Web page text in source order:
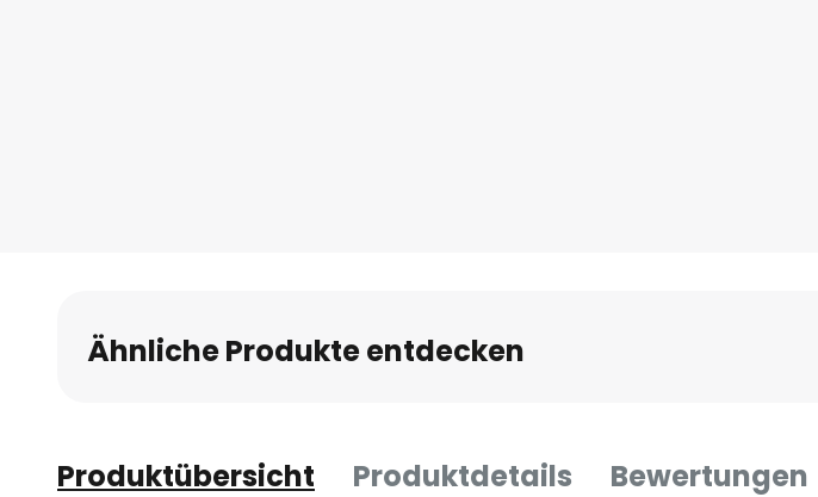
Ähnliche Produkte entdecken
Produktübersicht Produktdetails Bewertungen